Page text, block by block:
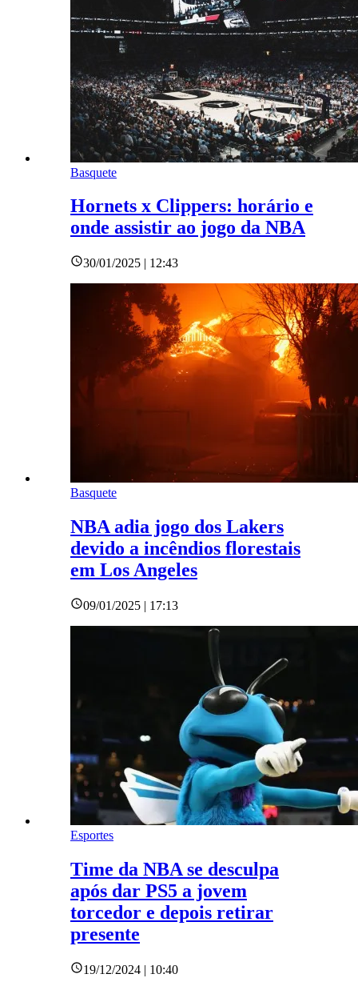
Basquete
Hornets x Clippers: horário e
onde assistir ao jogo da NBA
30/01/2025 | 12:43
Basquete
NBA adia jogo dos Lakers
devido a incêndios florestais
em Los Angeles
09/01/2025 | 17:13
Esportes
Time da NBA se desculpa
após dar PS5 a jovem
torcedor e depois retirar
presente
19/12/2024 | 10:40